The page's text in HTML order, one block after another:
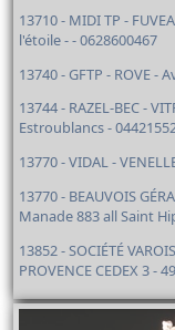
13710 - MIDI TP -
l'étoile - - 0628600467
13740 - GFTP - ROVE -
13744 - RAZEL-BEC -
Estroublancs -
13770 - VIDAL -
13770 - BEAUVOIS
Manade 883 all Saint
13852 - SOCIÉTÉ
PROVENCE CEDEX 3 -